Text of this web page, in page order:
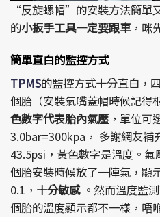
“反旋螺帽”的安裝方法簡單
的小扳手工具一定要跟車，咪
簡單直白的監控方式
TPMS的監控方式十分直白，
個胎（安裝氣嘴蓋帽時候記得
色數字代表胎內氣壓，單位可
3.0bar=300kpa， 多謝網友補
43.5psi，黃色數字是溫度。
個胎安裝時候放了一陣氣，顯
0.1， 十分敏感。然而溫度監
個胎的溫度顯示都不一樣，唔